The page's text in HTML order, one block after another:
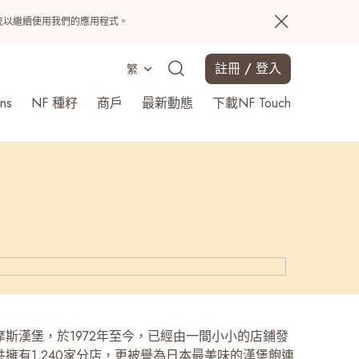
繼續使用我們的應用程式。
繁
註冊 / 登入
NF 種籽 商戶 最新動態 下載NF Touch
斯漢堡，於1972年至今，已經由一間小小的店鋪發